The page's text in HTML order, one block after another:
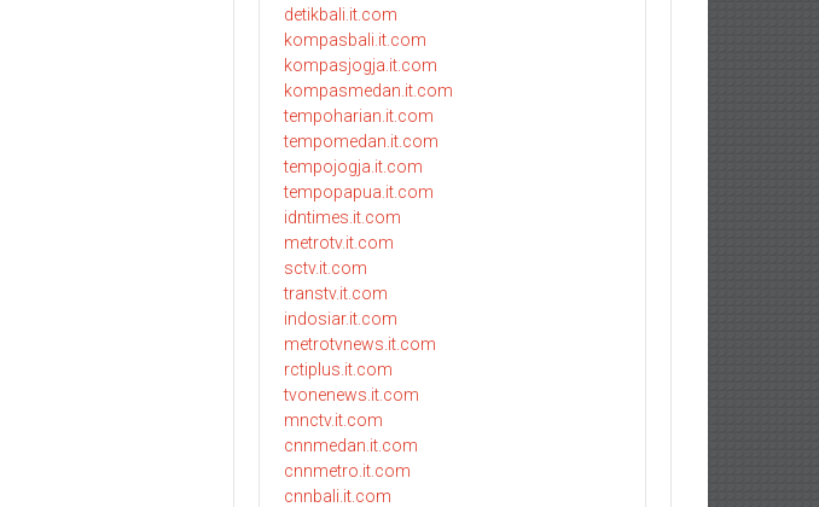
detikbali.it.com
kompasbali.it.com
kompasjogja.it.com
kompasmedan.it.com
tempoharian.it.com
tempomedan.it.com
tempojogja.it.com
tempopapua.it.com
idntimes.it.com
metrotv.it.com
sctv.it.com
transtv.it.com
indosiar.it.com
metrotvnews.it.com
rctiplus.it.com
tvonenews.it.com
mnctv.it.com
cnnmedan.it.com
cnnmetro.it.com
cnnbali.it.com